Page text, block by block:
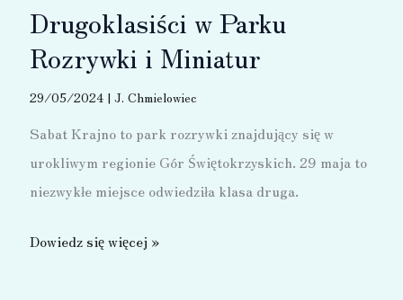
Drugoklasiści w Parku
Rozrywki i Miniatur
29/05/2024 | J. Chmielowiec
Sabat Krajno to park rozrywki znajdujący się w
urokliwym regionie Gór Świętokrzyskich. 29 maja to
niezwykłe miejsce odwiedziła klasa druga.
Drugoklasiści
Dowiedz się więcej »